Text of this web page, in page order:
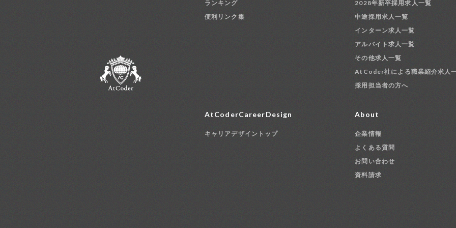
ランキング
便利リンク集
2028年新卒採用求人一覧
中途採用求人一覧
インターン求人一覧
アルバイト求人一覧
その他求人一覧
AtCoder社による職業紹介求人
採用担当者の方へ
AtCoderCareerDesign
キャリアデザイントップ
About
企業情報
よくある質問
お問い合わせ
資料請求